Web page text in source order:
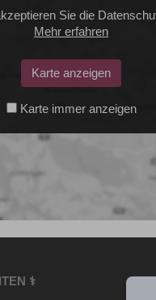
Sie die
Mehr erfahren
Karte anzeigen
Karte immer anzeigen
⚕️